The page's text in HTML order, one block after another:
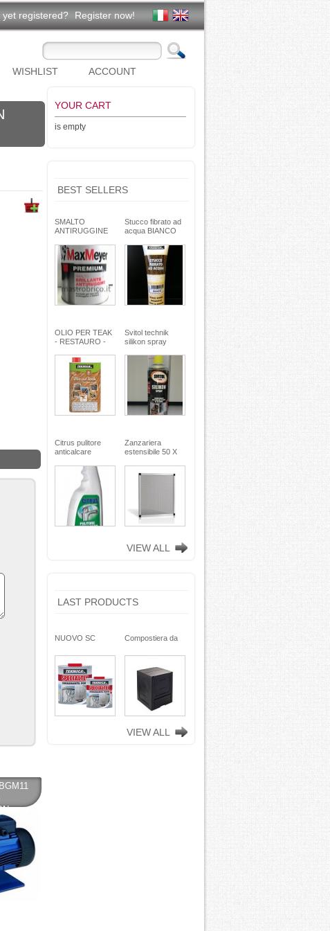
yet registered? Register now!
WISHLIST ACCOUNT
-
YOUR CART
is empty
BEST SELLERS
SMALTO
ANTIRUGGINE
gel - non cola -
Max Meyer
Stucco fibrato ad
acqua BIANCO
riempitivo non si
spacca -
TEKNICA
OLIO PER TEAK
- RESTAURO -
di oli pregiati -
MaxMeyer -
TEKNICA
Svitol technik
silikon spray
Citrus pulitore
anticalcare
con nebulizzatore
- faren industrie
chimiche spa
Zanzariera
estensibile 50 X
VIEW ALL
LAST PRODUCTS
NUOVO SC
sverniciatore
universale - tre
pini (COPY) -
TEKNICA
Compostiera da
plastica riciclata
260 Lt. nero
VIEW ALL